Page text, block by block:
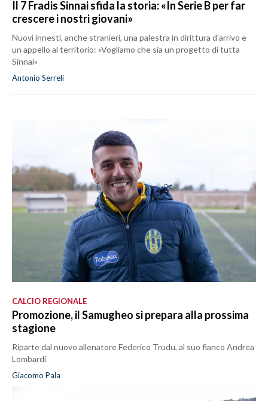
Il 7 Fradis Sinnai sfida la storia: «In Serie B per far
crescere i nostri giovani»
Nuovi innesti, anche stranieri, una palestra in dirittura d'arrivo e
un appello al territorio: «Vogliamo che sia un progetto di tutta
Sinnai»
Antonio Serreli
CALCIO REGIONALE
Promozione, il Samugheo si prepara alla prossima
stagione
Riparte dal nuovo allenatore Federico Trudu, al suo fianco Andrea
Lombardi
Giacomo Pala